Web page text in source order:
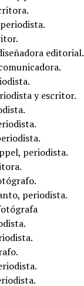
editorial.
y escritor.
periodista.
periodista.